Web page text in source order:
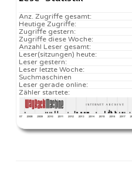
Anz. Zugriffe gesamt:
Heutige Zugriffe:
Zugriffe gestern:
Zugriffe diese Woche:
Anzahl Leser gesamt:
Leser(sitzungen) heute:
Leser gestern:
Leser letzte Woche:
Suchmaschinen
Leser gerade online:
Zähler startete: